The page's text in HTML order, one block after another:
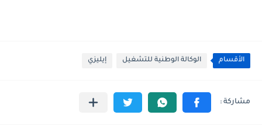
الأقسام الوكالة الوطنية للتشغيل إيليزي